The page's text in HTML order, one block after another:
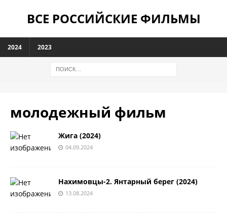
ВСЕ РОССИЙСКИЕ ФИЛЬМЫ
2024 2023
молодежный фильм
Жига (2024)
04.09.2024
Нахимовцы-2. Янтарный берег (2024)
13.08.2024